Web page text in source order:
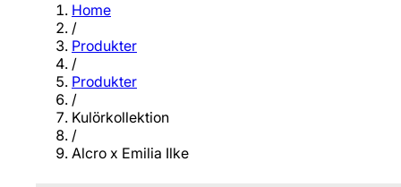
Home
/
Produkter
/
Produkter
/
Kulörkollektion
/
Alcro x Emilia Ilke